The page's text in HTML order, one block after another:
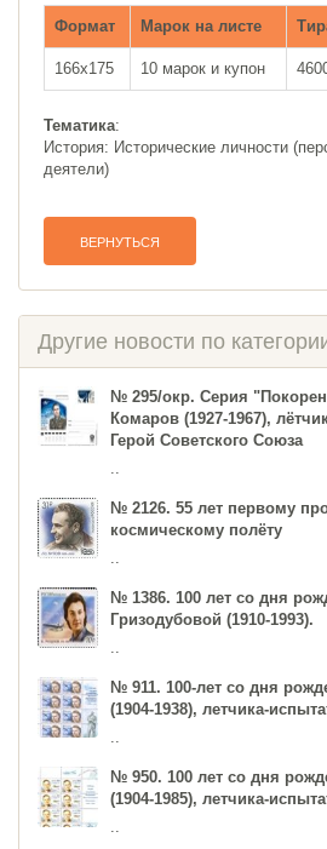
Формат Марок на листе
166х175 10 марок и купон
Тематика:
История: Исторические личности
деятели)
ВЕРНУТЬСЯ
Другие новости по
№ 295/окр. Серия
Комаров (1927-1967),
Герой Советского Союза
№ 2126. 55 лет первому
космическому полёту
№ 1386. 100 лет со дня
Гризодубовой (1910-1993).
№ 911. 100-лет со дня
(1904-1938), летчика-
№ 950. 100 лет со дня
(1904-1985), летчика-